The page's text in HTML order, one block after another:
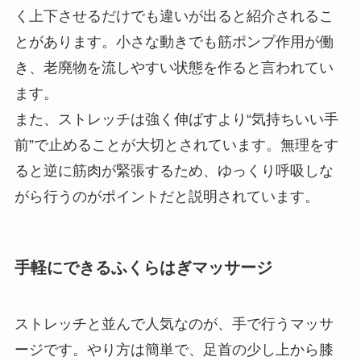
く上下させるだけでも違いが出ると紹介されるこ
とがあります。小さな動きでも筋ポンプ作用が働
き、老廃物を流しやすい状態を作ると言われてい
ます。
また、ストレッチは強く伸ばすより“気持ちいい手
前”で止めることが大切とされています。無理をす
ると逆に筋肉が緊張するため、ゆっくり呼吸しな
がら行うのがポイントだと説明されています。
手軽にできるふくらはぎマッサージ
ストレッチと並んで人気なのが、手で行うマッサ
ージです。やり方は簡単で、足首の少し上から膝